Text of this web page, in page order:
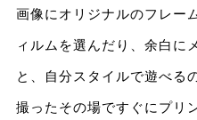
画像にオリジナルのフレー
ィルムを選んだり、余白に
と、自分スタイルで遊べる
撮ったその場ですぐにプリ